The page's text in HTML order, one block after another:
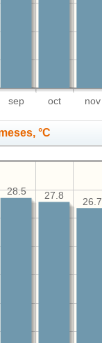
sep oct nov
°C
26.7
27.8
28.5